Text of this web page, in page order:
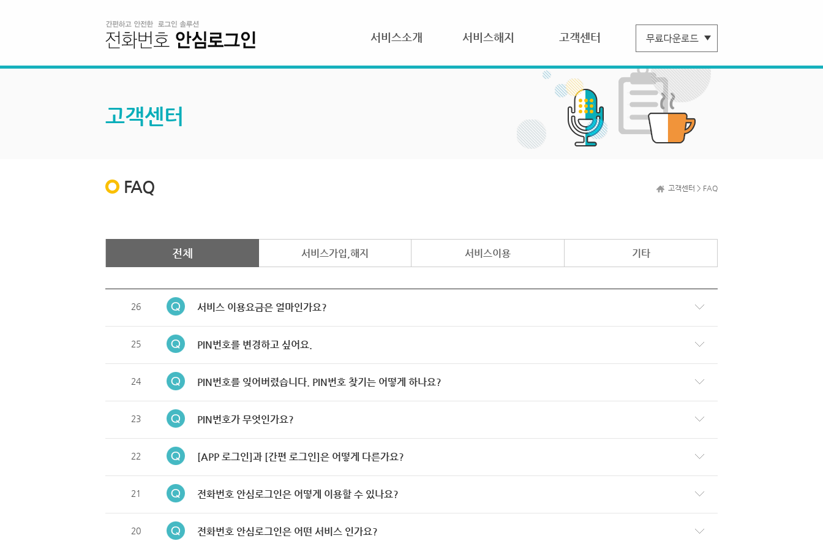
서비스소개 서비스해지 고객센터
고객센터
FAQ 고객센터 > FAQ
전체 서비스가입,해지 서비스이용 기타
26 서비스 이용요금은 얼마인가요?
25 PIN번호를 변경하고 싶어요.
24 PIN번호를 잊어버렸습니다. PIN번호 찾기는 어떻게 하나요?
23 PIN번호가 무엇인가요?
22 [APP 로그인]과 [간편 로그인]은 어떻게 다른가요?
21 전화번호 안심로그인은 어떻게 이용할 수 있나요?
20 전화번호 안심로그인은 어떤 서비스 인가요?